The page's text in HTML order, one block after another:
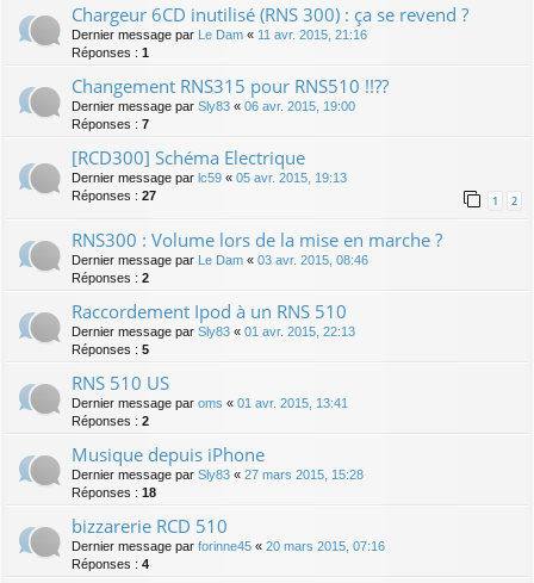
Chargeur 6CD inutilisé (RNS 300) : ça se revend ?
Dernier message par Le Dam « 11 avr. 2015, 21:16
Réponses : 1
Changement RNS315 pour RNS510 !!??
Dernier message par Sly83 « 06 avr. 2015, 19:00
Réponses : 7
[RCD300] Schéma Electrique
Dernier message par lc59 « 05 avr. 2015, 19:13
Réponses : 27 1 2
RNS300 : Volume lors de la mise en marche ?
Dernier message par Le Dam « 03 avr. 2015, 08:46
Réponses : 2
Raccordement Ipod à un RNS 510
Dernier message par Sly83 « 01 avr. 2015, 22:13
Réponses : 5
RNS 510 US
Dernier message par oms « 01 avr. 2015, 13:41
Réponses : 2
Musique depuis iPhone
Dernier message par Sly83 « 27 mars 2015, 15:28
Réponses : 18
bizzarerie RCD 510
Dernier message par forinne45 « 20 mars 2015, 07:16
Réponses : 4